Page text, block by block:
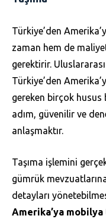
Türkiye’den
zaman hem de
gerektirir.
Türkiye’den
gereken birçok husus
adım, güvenilir ve
anlaşmaktır.
Taşıma işlemini
gümrük
detayları
Amerika’ya mobilya